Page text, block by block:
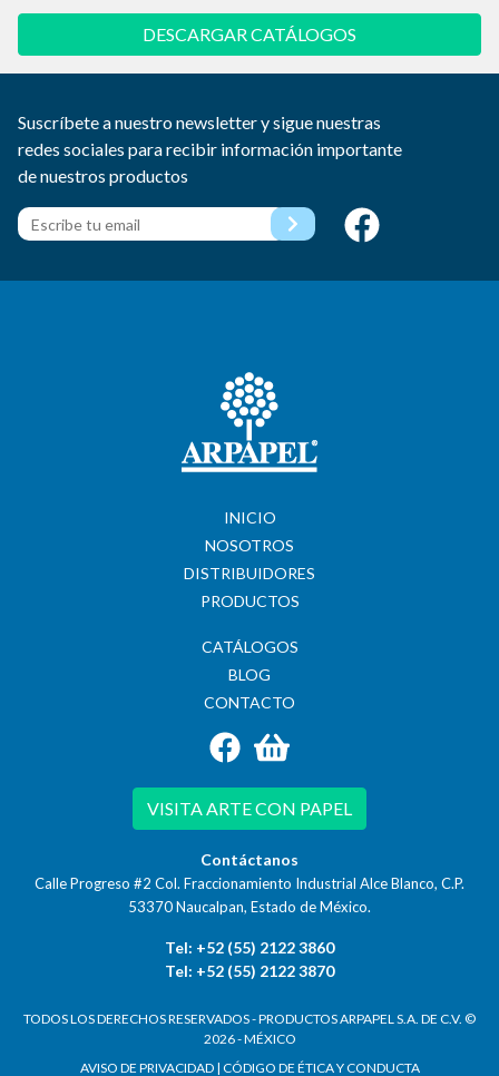
DESCARGAR CATÁLOGOS
Suscríbete a nuestro newsletter y sigue nuestras
redes sociales para recibir información importante
de nuestros productos
INICIO
NOSOTROS
DISTRIBUIDORES
PRODUCTOS
CATÁLOGOS
BLOG
CONTACTO
VISITA ARTE CON PAPEL
Contáctanos
Calle Progreso #2 Col. Fraccionamiento Industrial Alce Blanco, C.P.
53370Naucalpan, Estado de México.
Tel: +52 (55) 2122 3860
Tel: +52 (55) 2122 3870
TODOS LOS DERECHOS RESERVADOS - PRODUCTOS ARPAPEL S.A. DE C.V. ©
2026 - MÉXICO
AVISO DE PRIVACIDAD| CÓDIGO DE ÉTICA Y CONDUCTA